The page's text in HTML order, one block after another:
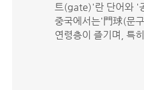
트(gate)'란 단어와 '
중국에서는'門球(문
연령층이 즐기며, 특